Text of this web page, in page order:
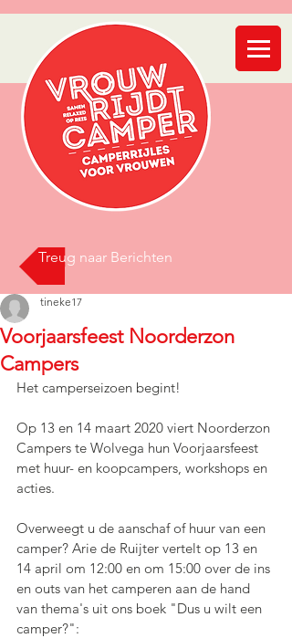
Treug naar Berichten
Voorjaarsfeest Noorderzon
Campers
tineke17
Het camperseizoen begint!
Op 13 en 14 maart 2020 viert Noorderzon
Campers te Wolvega hun Voorjaarsfeest
met huur- en koopcampers, workshops en
acties.
Overweegt u de aanschaf of huur van een
camper? Arie de Ruijter vertelt op 13 en
14 april om 12:00 en om 15:00 over de ins
en outs van het camperen aan de hand
van thema's uit ons boek "Dus u wilt een
camper?":